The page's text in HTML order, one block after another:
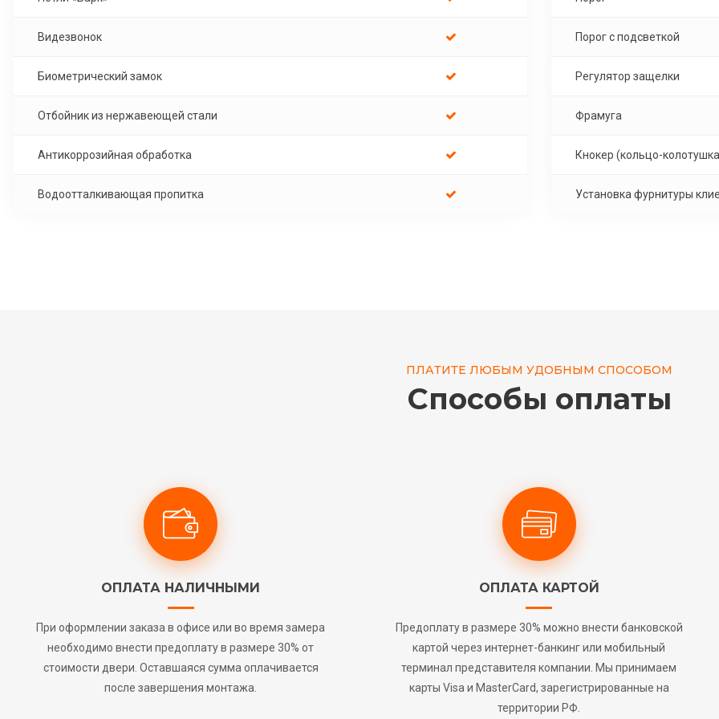
Видезвонок
Биометрический замок
Отбойник из нержавеющей стали
Антикоррозийная обработка
Водоотталкивающая пропитка
Порог с подсветкой
Регулятор защелки
Фрамуга
Кнокер (кольцо-
Установка фурнитуры
ПЛАТИТЕ ЛЮБЫМ УДОБНЫМ СПОСОБОМ
Способы оплаты
ОПЛАТА НАЛИЧНЫМИ
При оформлении заказа в офисе или во время замера
необходимо внести предоплату в размере 30% от
стоимости двери. Оставшаяся сумма оплачивается
после завершения монтажа.
ОПЛАТА КАРТОЙ
Предоплату в размере 30% можно внести банковской
картой через интернет-банкинг или мобильный
терминал представителя компании. Мы принимаем
карты Visa и MasterCard, зарегистрированные на
территории РФ.